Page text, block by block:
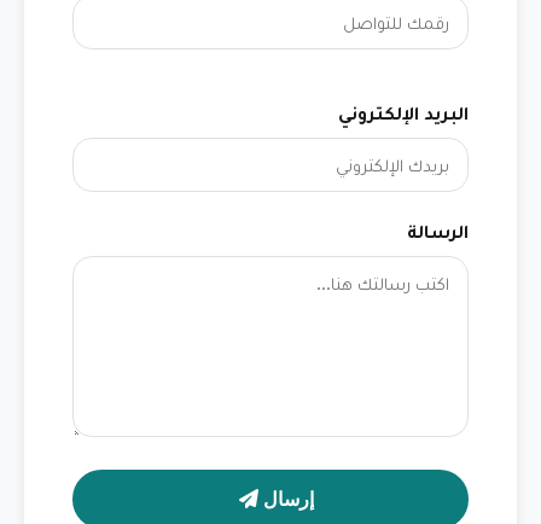
البريد الإلكتروني
الرسالة
إرسال